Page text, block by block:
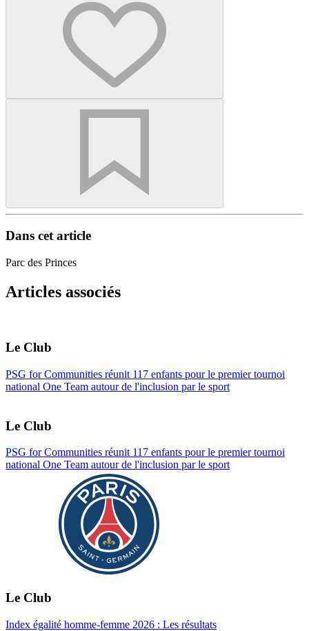
Dans cet article
Parc des Princes
Articles associés
Le Club
PSG for Communities réunit 117 enfants pour le premier tournoi
national One Team autour de l'inclusion par le sport
Le Club
PSG for Communities réunit 117 enfants pour le premier tournoi
national One Team autour de l'inclusion par le sport
Le Club
Index égalité homme-femme 2026 : Les résultats